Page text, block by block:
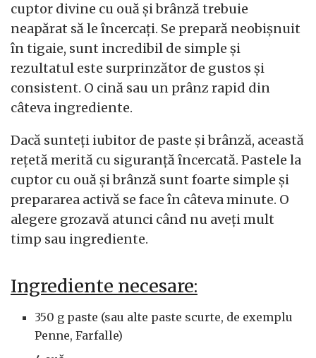
cuptor divine cu ouă și brânză trebuie
neapărat să le încercați. Se prepară neobișnuit
în tigaie, sunt incredibil de simple și
rezultatul este surprinzător de gustos și
consistent. O cină sau un prânz rapid din
câteva ingrediente.
Dacă sunteți iubitor de paste și brânză, această
rețetă merită cu siguranță încercată. Pastele la
cuptor cu ouă și brânză sunt foarte simple și
prepararea activă se face în câteva minute. O
alegere grozavă atunci când nu aveți mult
timp sau ingrediente.
Ingrediente necesare:
350 g paste (sau alte paste scurte, de exemplu
Penne, Farfalle)